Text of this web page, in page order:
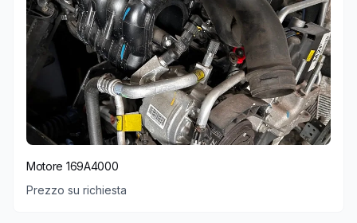
Motore 169A4000
Prezzo su richiesta